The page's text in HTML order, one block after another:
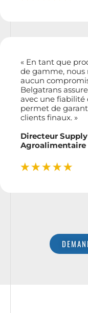
« En tant que
de gamme,
aucun
Belgatrans
avec une fiabilité
permet de
clients finaux. »
Directeur
Agroalimentaire